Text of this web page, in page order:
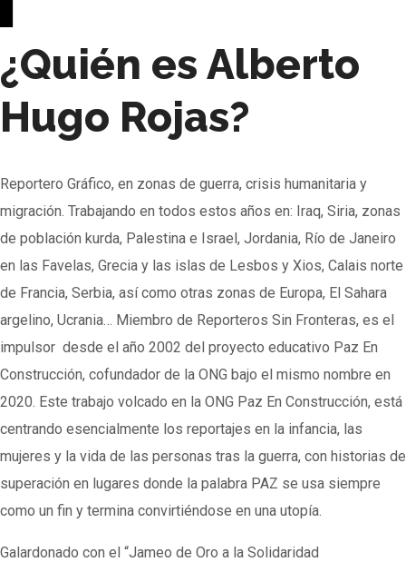
¿Quién es Alberto
Hugo Rojas?
Reportero Gráfico, en zonas de guerra, crisis humanitaria y
migración. Trabajando en todos estos años en: Iraq, Siria, zonas
de población kurda, Palestina e Israel, Jordania, Río de Janeiro
en las Favelas, Grecia y las islas de Lesbos y Xios, Calais norte
de Francia, Serbia, así como otras zonas de Europa, El Sahara
argelino, Ucrania… Miembro de Reporteros Sin Fronteras, es el
impulsor desde el año 2002 del proyecto educativo Paz En
Construcción, cofundador de la ONG bajo el mismo nombre en
2020. Este trabajo volcado en la ONG Paz En Construcción, está
centrando esencialmente los reportajes en la infancia, las
mujeres y la vida de las personas tras la guerra, con historias de
superación en lugares donde la palabra PAZ se usa siempre
como un fin y termina convirtiéndose en una utopía.
Galardonado con el “Jameo de Oro a la Solidaridad